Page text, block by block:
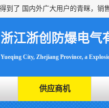
浙江浙创防爆电气
Yueqing City, Zhejiang Province, a
供应商机